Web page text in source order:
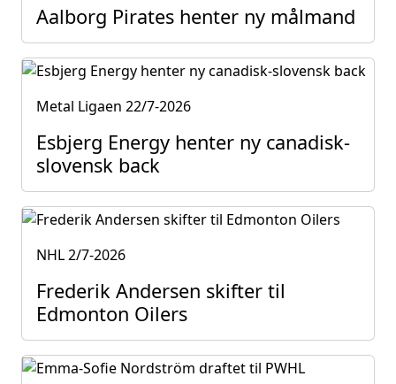
Aalborg Pirates henter ny målmand
Metal Ligaen 22/7-2026
Esbjerg Energy henter ny canadisk-
slovensk back
NHL2/7-2026
Frederik Andersen skifter til
Edmonton Oilers